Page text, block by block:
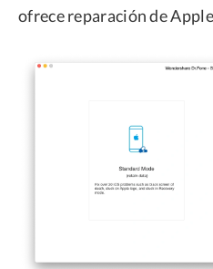
ofrece reparación de